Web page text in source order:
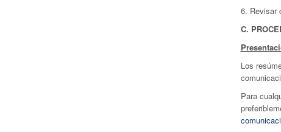
6. Revisar
C.
Los
Para